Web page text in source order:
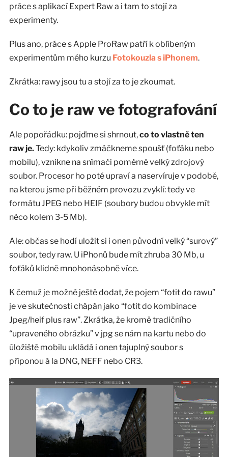
práce s aplikací Expert Raw a i tam to stojí za
experimenty.
Plus ano, práce s Apple ProRaw patří k oblíbeným
experimentům mého kurzu Fotokouzla s iPhonem.
Zkrátka: rawy jsou tu a stojí za to je zkoumat.
Co to je raw ve fotografování
Ale popořádku: pojďme si shrnout,co to vlastně ten
raw je.Tedy: kdykoliv zmáčkneme spoušť (foťáku nebo
mobilu), vznikne na snímači poměrně velký zdrojový
soubor. Procesor ho poté upraví a naservíruje v podobě,
na kterou jsme při běžném provozu zvyklí: tedy ve
formátu JPEG nebo HEIF (soubory budou obvykle mít
něco kolem 3-5 Mb).
Ale: občas se hodí uložit si i onen původní velký “surový”
soubor, tedy raw. U iPhonů bude mít zhruba 30 Mb, u
foťáků klidně mnohonásobně více.
K čemuž je možné ještě dodat, že pojem “fotit do rawu”
je ve skutečnosti chápán jako “fotit do kombinace
Jpeg/heif plus raw”. Zkrátka, že kromě tradičního
“upraveného obrázku” v jpg se nám na kartu nebo do
úložiště mobilu ukládá i onen tajuplný soubor s
příponou á la DNG, NEFF nebo CR3.